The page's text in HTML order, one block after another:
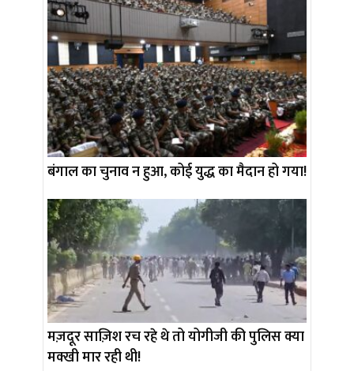
बंगाल का चुनाव न हुआ, कोई युद्ध का मैदान हो गया!
मज़दूर साज़िश रच रहे थे तो योगीजी की पुलिस क्या
मक्खी मार रही थी!